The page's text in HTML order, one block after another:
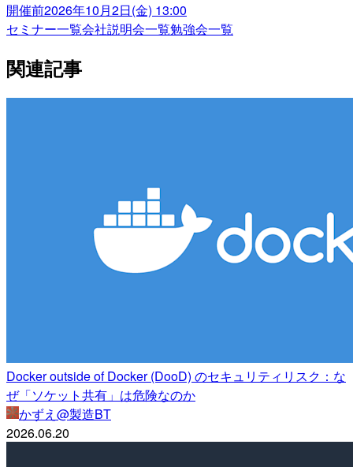
開催前2026年10月2日(金) 13:00
セミナー一覧会社説明会一覧勉強会一覧
関連記事
Docker outside of Docker (DooD) のセキュリティリスク：な
ぜ「ソケット共有」は危険なのか
かずえ@製造BT
2026.06.20